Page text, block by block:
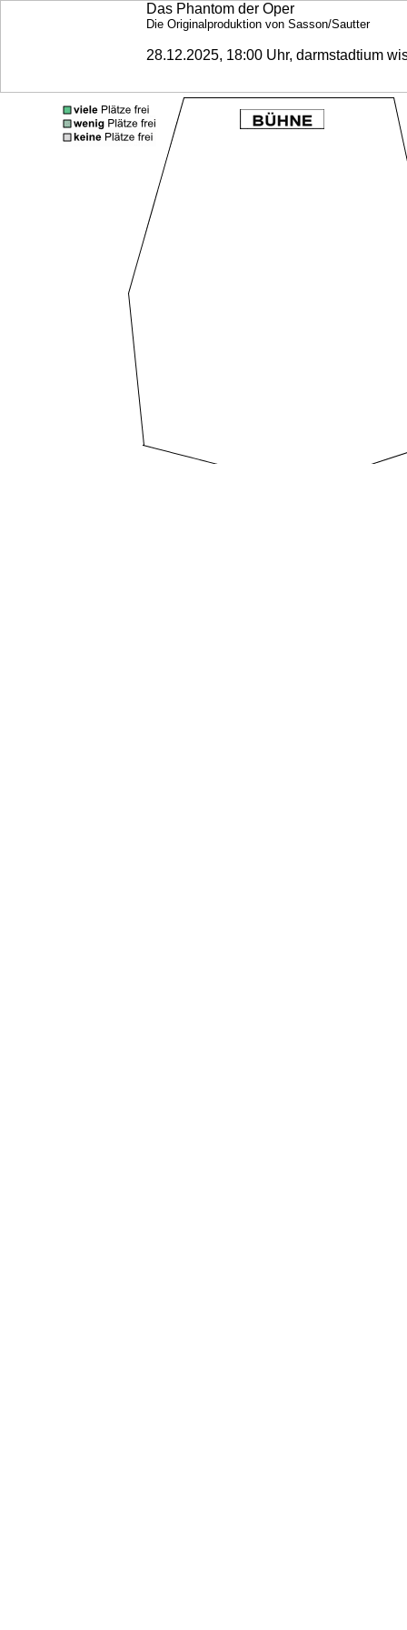
Das Phantom der Oper
Die Originalproduktion von Sasson/Sautter
28.12.2025, 18:00 Uhr, darmstadtium